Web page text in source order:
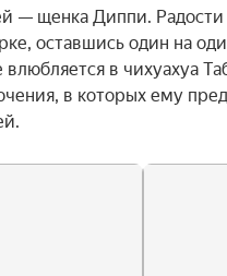
— щенка Диппи.
оставшись один на
в чихуахуа
в которых ему